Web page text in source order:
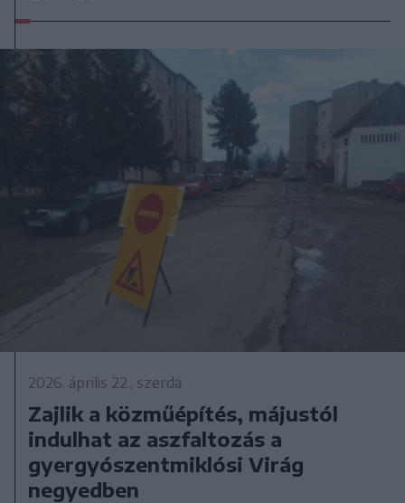
2026. április 22., szerda
Zajlik a közműépítés, májustól
indulhat az aszfaltozás a
gyergyószentmiklósi Virág
negyedben